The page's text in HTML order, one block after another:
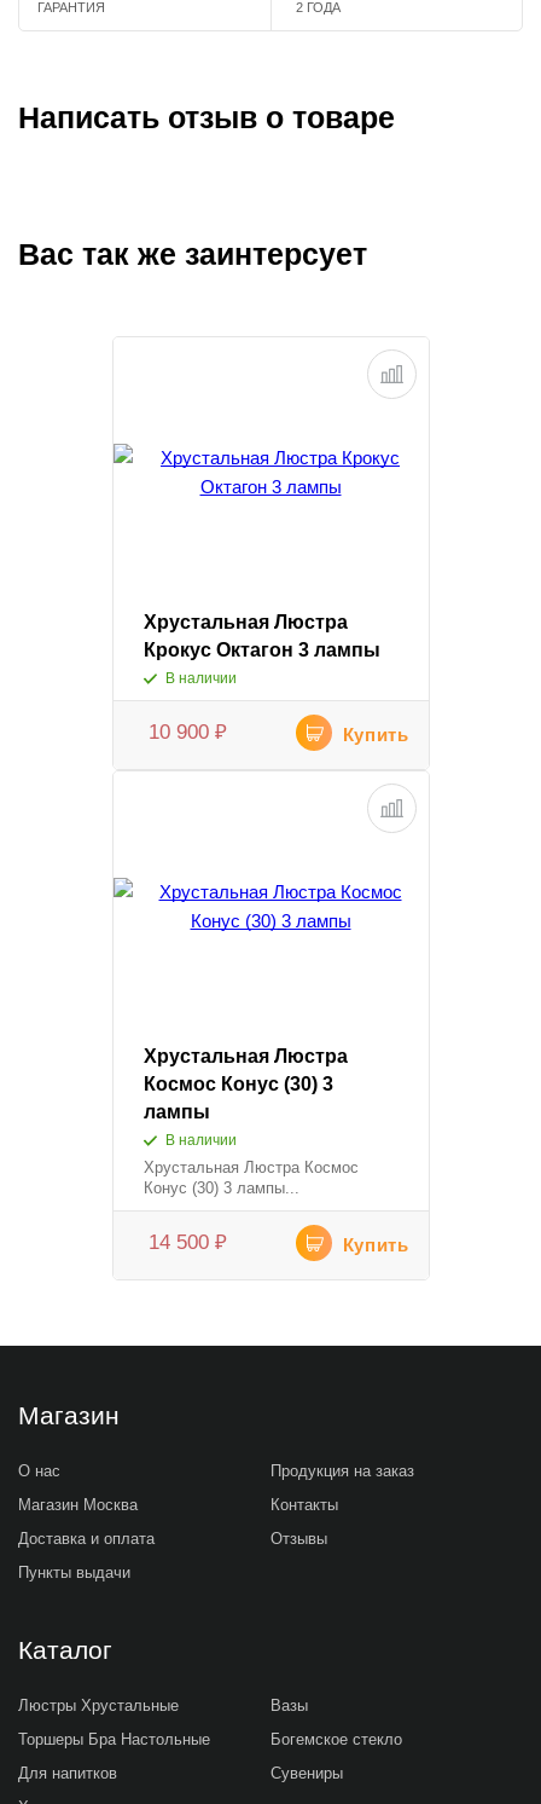
ГАРАНТИЯ 2 ГОДА
Написать отзыв о товаре
Вас так же заинтерсует
Хрустальная Люстра
Крокус Октагон 3 лампы
В наличии
10 900 ₽ Купить
Хрустальная Люстра
Космос Конус (30) 3
лампы
В наличии
Хрустальная Люстра Космос
Конус (30) 3 лампы...
14 500 ₽ Купить
Магазин
О нас
Магазин Москва
Доставка и оплата
Пункты выдачи
Продукция на заказ
Контакты
Отзывы
Каталог
Люстры Хрустальные
Торшеры Бра Настольные
Для напитков
Вазы
Богемское стекло
Сувениры